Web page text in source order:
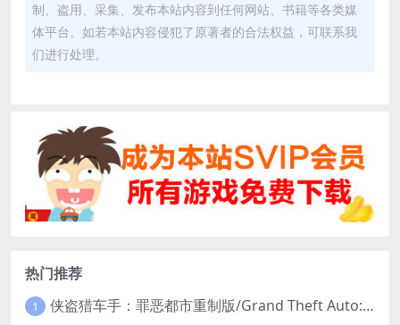
制、盗用、采集、发布本站内容到任何网站、书籍等各类媒
体平台。如若本站内容侵犯了原著者的合法权益，可联系我
们进行处理。
热门推荐
1 侠盗猎车手：罪恶都市重制版/Grand Theft Auto: Vice City – The Definitive Edition